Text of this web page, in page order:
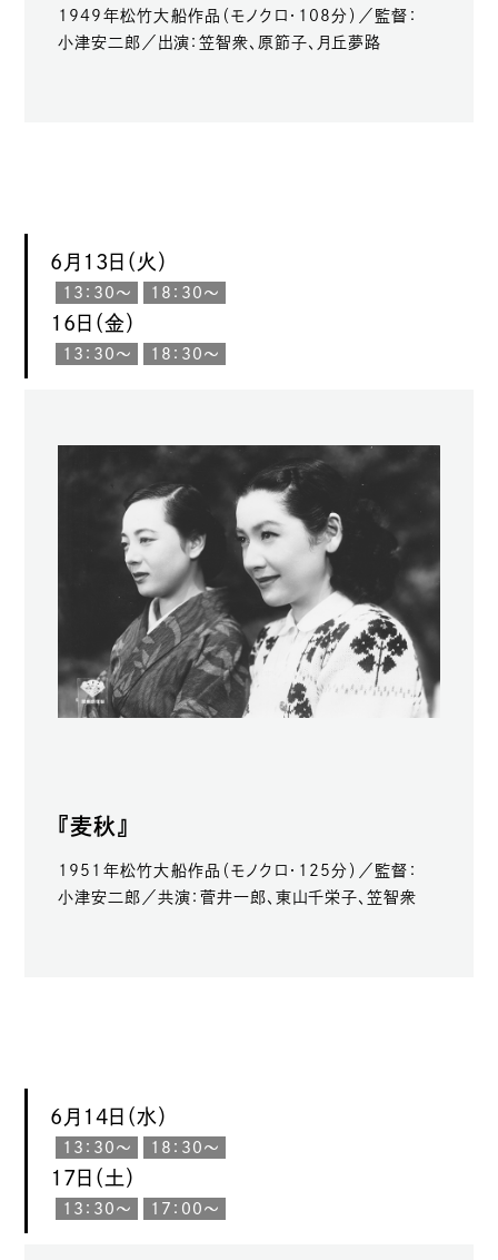
1949年松竹大船作品（モノクロ・108分）／監督：
小津安二郎／出演：笠智衆、原節子、月丘夢路
6月13日（火）
13：30〜 18：30〜
16日（金）
13：30〜 18：30〜
『麦秋』
1951年松竹大船作品（モノクロ・125分）／監督：
小津安二郎／共演：菅井一郎、東山千栄子、笠智衆
6月14日（水）
13：30〜 18：30〜
17日（土）
13：30〜 17：00〜